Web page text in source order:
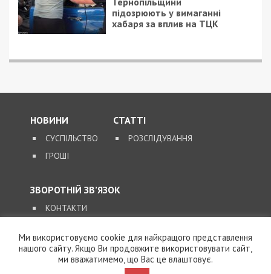
поднимут
зарплату
інформують: яка у
травня
Ми використовуємо cookie для найкращого представлення
нашого сайту. Якщо Ви продовжите використовувати сайт,
ми вважатимемо, що Вас це влаштовує.